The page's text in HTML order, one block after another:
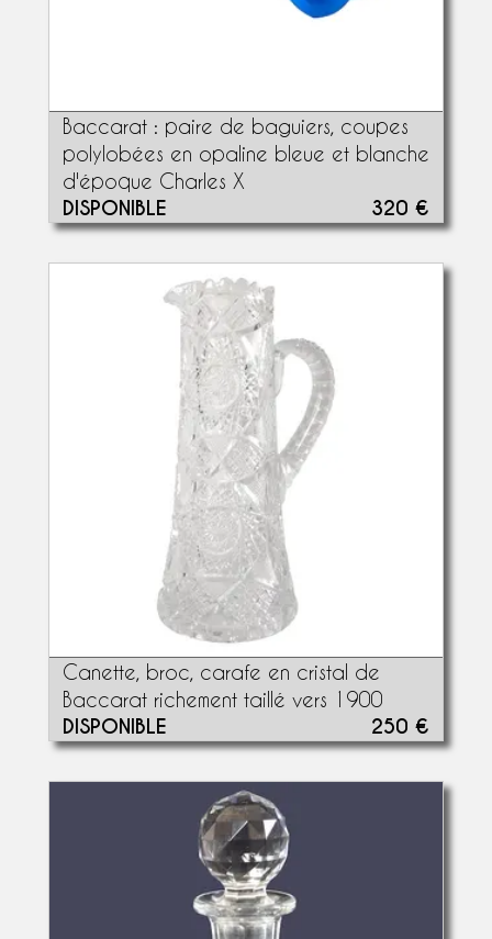
Baccarat : paire de baguiers, coupes
polylobées en opaline bleue et blanche
d'époque Charles X
DISPONIBLE 320 €
Canette, broc, carafe en cristal de
Baccarat richement taillé vers 1900
DISPONIBLE 250 €